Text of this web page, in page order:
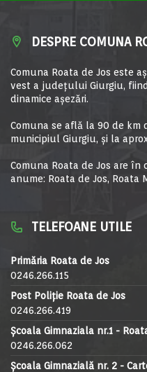
DESPRE COMUNA
Comuna Roata de Jos este
vest a judeţului Giurgiu,
dinamice aşezări.
Comuna se află la 90 de
municipiul Giurgiu, şi la
Comuna Roata de Jos are
anume: Roata de Jos, Roata
TELEFOANE UTILE
Primăria Roata de Jos
0246.266.115
Post Poliție Roata de Jos
0246.266.419
Școala Gimnaziala nr.1 -
0246.266.062
Școala Gimnazială nr. 2 -